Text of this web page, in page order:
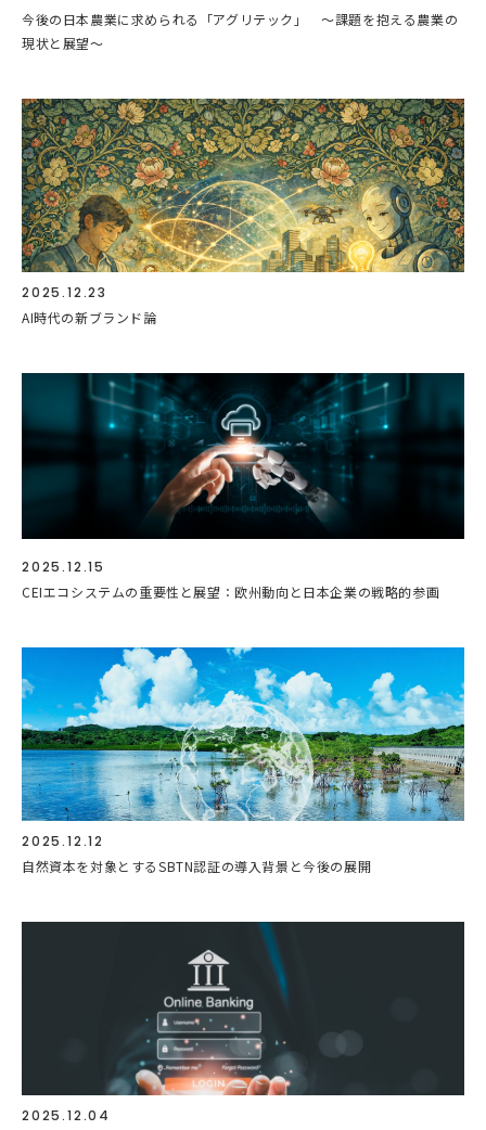
今後の日本農業に求められる「アグリテック」 ～課題を抱える農業の
現状と展望～
2025.12.23
AI時代の新ブランド論
2025.12.15
CEIエコシステムの重要性と展望：欧州動向と日本企業の戦略的参画
2025.12.12
自然資本を対象とするSBTN認証の導入背景と今後の展開
2025.12.04